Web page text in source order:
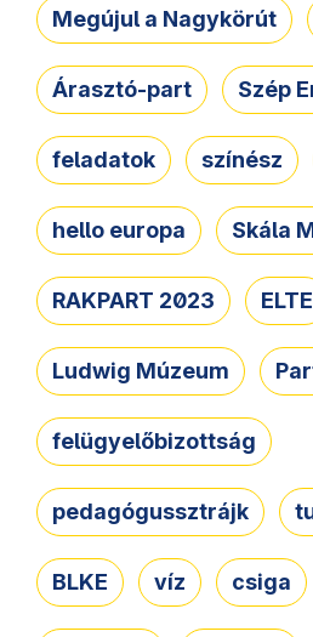
Megújul a Nagykörút
Árasztó-part Szép
feladatok színész
hello europa Skála
RAKPART 2023 ELTE
Ludwig Múzeum
felügyelőbizottság
pedagógussztrájk
BLKE víz csiga